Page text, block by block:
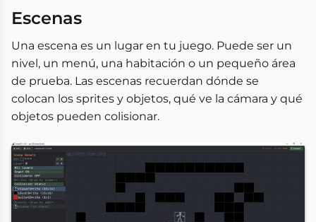
Escenas
Una escena es un lugar en tu juego. Puede ser un
nivel, un menú, una habitación o un pequeño área
de prueba. Las escenas recuerdan dónde se
colocan los sprites y objetos, qué ve la cámara y qué
objetos pueden colisionar.